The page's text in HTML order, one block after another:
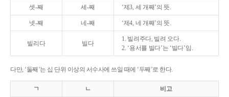
셋-째 세-째 ‘제3, 세 개째’의 뜻.
넷-째 네-째 ‘제4, 네 개째’의 뜻.
빌리다 빌다
1. 빌려주다, 빌려 오다.
2. ‘용서를 빌다’는 ‘빌다’임.
다만, ‘둘째’는 십 단위 이상의 서수사에 쓰일 때에 ‘두째’로 한다.
ㄱ ㄴ 비고